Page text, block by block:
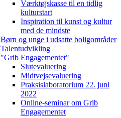
Værktøjskasse til en tidlig
kulturstart
Inspiration til kunst og kultur
med de mindste
Børn og unge i udsatte boligområder
Talentudvikling
"Grib Engagementet"
Slutevaluering
Midtvejsevaluering
Praksislaboratorium 22. juni
2022
Online-seminar om Grib
Engagementet